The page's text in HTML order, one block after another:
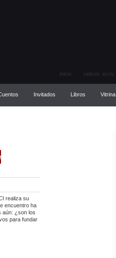
inicio videos: ecnv
Invitados Libros Vitrina
realiza su
encuentro ha
aún: ¿son los
para fundar